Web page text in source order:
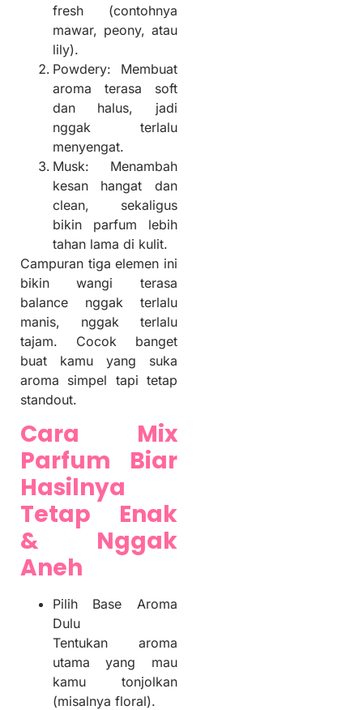
fresh (contohnya
mawar, peony, atau
lily).
Powdery: Membuat
aroma terasa soft
dan halus, jadi
nggak terlalu
menyengat.
Musk: Menambah
kesan hangat dan
clean, sekaligus
bikin parfum lebih
tahan lama di kulit.
Campuran tiga elemen ini
bikin wangi terasa
balance nggak terlalu
manis, nggak terlalu
tajam. Cocok banget
buat kamu yang suka
aroma simpel tapi tetap
standout.
Cara Mix
Parfum Biar
Hasilnya
Tetap Enak
& Nggak
Aneh
Pilih Base Aroma
Dulu
Tentukan aroma
utama yang mau
kamu tonjolkan
(misalnya floral).